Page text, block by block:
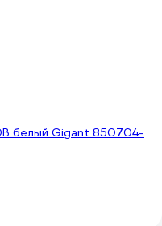
белый Gigant 850704-